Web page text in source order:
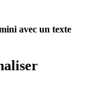
avec un texte